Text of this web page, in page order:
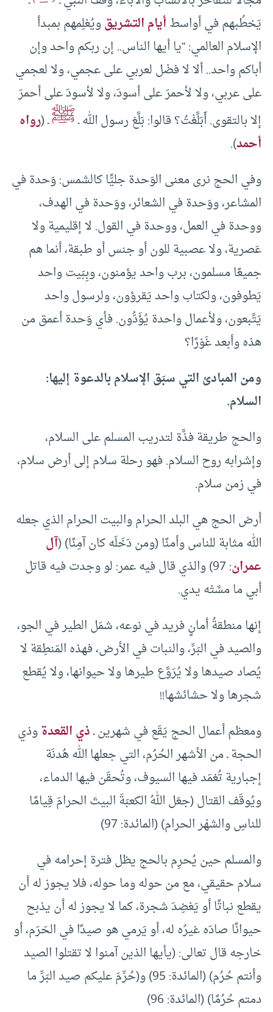
يَخطُبهم في أواسطأيام التشريقويُعْلِمهم بمبدأ
الإسلام العالمي: “يا أيها الناس.. إن ربكم واحد وإن
أباكم واحد.. ألا لا فضْل لعربي على عجمي، ولا لعجمي
على عربي، ولا لأحمرَ على أسودَ، ولا لأسودَ على أحمرَ
إلا بالتقوى. أَبَلَّغْتُ؟ قالوا: بَلَّغ رسول الله ـﷺـ (رواه
أحمد).
وفي الحج نرى معنى الوَحدة جليًّا كالشمس: وَحدة في
المشاعر، ووَحدة في الشعائر، ووَحدة في الهدف،
ووحدة في العمل، ووحدة في القول. لا إقليمية ولا
عَصرية، ولا عصبية للون أو جنس أو طبقة، أنما هم
جميعًا مسلمون، برب واحد يؤمنون، وبِبَيت واحد
يَطوفون، ولكتاب واحد يَقرؤون، ولرسول واحد
يَتَّبعون، ولأعمال واحدة يُؤَدُّون. فأي وَحدة أعمق من
هذه وأبعد غَوْرًا؟
ومن المبادئ التي سبَق الإسلام بالدعوة إليها:
السلام.
والحج طريقة فذَّة لتدريب المسلم على السلام،
وإشرابه روح السلام. فهو رحلة سلام إلى أرض سلام،
في زمن سلام.
أرض الحج هي البلد الحرام والبيت الحرام الذي جعله
الله مثابة للناس وأمنًا (ومن دَخَلَه كان آمِنًا) (آل
عمران
: 97) والذي قال فيه عمر: لو وجدت فيه قاتل
أبي ما مسَّتْه يدي.
إنها منطقةُ أمانٍ فريد في نوعه، شمَل الطير في الجو،
والصيد في البَرِّ، والنبات في الأرض، فهذه المَنطِقة لا
يُصاد صيدها ولا يُرَوَّع طيرها ولا حيوانها، ولا يُقطع
شجرها ولا حشائشها!!
ومعظم أعمال الحج يَقَع في شهرين ـذي القعدةوذي
الحجة ـ من الأشهر الحُرُم، التي جعلها الله هُدنَة
إجبارية تُغمَد فيها السيوف، وتُحقَن فيها الدماء،
ويُوقَف القتال (جعَل اللهُ الكعبَةَ البيتَ الحرامَ قِيامًا
للناسِ والشهْر الحرام) (المائدة: 97)
والمسلم حين يُحرِم بالحج يظل فترة إحرامه في
سلام حقيقي، مع من حوله وما حوله، فلا يجوز له أن
يقطع نباتًا أو يَعْضِدَ شجرة، كما لا يجوز له أن يذبح
حيوانًا صادَه غيرُه له، أو يَرمي هو صيدًا في الحَرَم، أو
خارجه قال تعالى: (يأيها الذين آمنوا لا تقتلوا الصيد
وأنتم حُرُم) (المائدة: 95) و(حُرِّمَ عليكم صيد البَرِّ ما
دمتم حُرُمًا) (المائدة: 96)